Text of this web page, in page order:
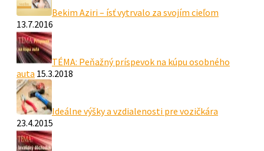
Bekim Aziri – ísť vytrvalo za svojím cieľom
13.7.2016
TÉMA: Peňažný príspevok na kúpu osobného
auta 15.3.2018
Ideálne výšky a vzdialenosti pre vozičkára
23.4.2015